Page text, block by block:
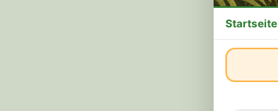
Startseite